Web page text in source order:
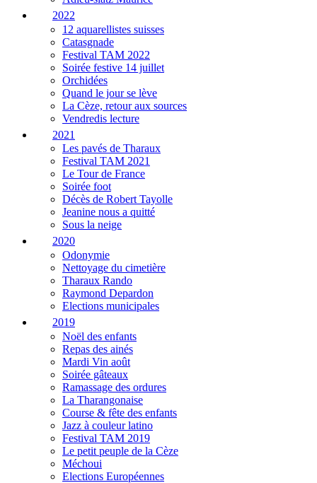
2022
12 aquarellistes suisses
Catasgnade
Festival TAM 2022
Soirée festive 14 juillet
Orchidées
Quand le jour se lève
La Cèze, retour aux sources
Vendredis lecture
2021
Les pavés de Tharaux
Festival TAM 2021
Le Tour de France
Soirée foot
Décès de Robert Tayolle
Jeanine nous a quitté
Sous la neige
2020
Odonymie
Nettoyage du cimetière
Tharaux Rando
Raymond Depardon
Elections municipales
2019
Noël des enfants
Repas des ainés
Mardi Vin août
Soirée gâteaux
Ramassage des ordures
La Tharangonaise
Course & fête des enfants
Jazz à couleur latino
Festival TAM 2019
Le petit peuple de la Cèze
Méchoui
Elections Européennes